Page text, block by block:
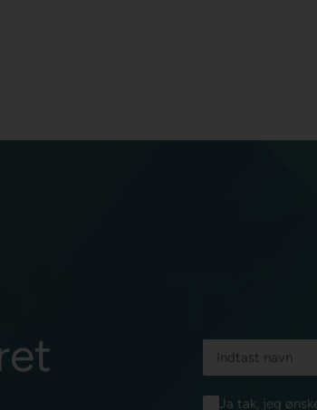
Ja tak, jeg